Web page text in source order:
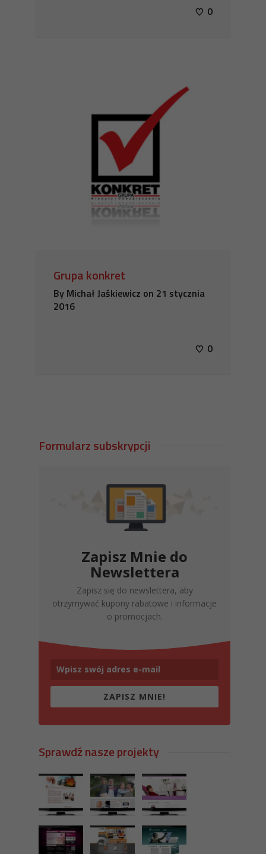
0
Grupa konkret
By Michał Jaśkiewicz on 21 stycznia
2016
0
Formularz subskrypcji
Zapisz Mnie do
Newslettera
Zapisz się do newslettera, aby
otrzymywać kupony rabatowe i informacje
o promocjach.
ZAPISZ MNIE!
Sprawdź nasze projekty